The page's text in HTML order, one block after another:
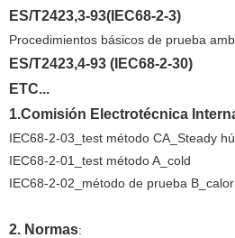
ES/T2423,3-93(IEC68-2-3)
Procedimientos básicos de prueba
ES/T2423,4-93 (IEC68-2-30)
ETC...
1.Comisión Electrotécnica
IEC68-2-03_test método CA_Steady
IEC68-2-01_test método A_cold
IEC68-2-02_método de prueba
2. Normas: